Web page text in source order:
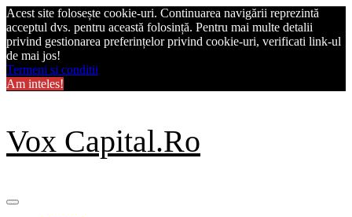
Acest site folosește cookie-uri. Continuarea navigării reprezintă
acceptul dvs. pentru această folosință. Pentru mai multe detalii
privind gestionarea preferințelor privind cookie-uri, verificati link-ul
de mai jos!
Termeni si conditii
Am inteles!
Skip
to
content
Vox Capital.Ro
Primary